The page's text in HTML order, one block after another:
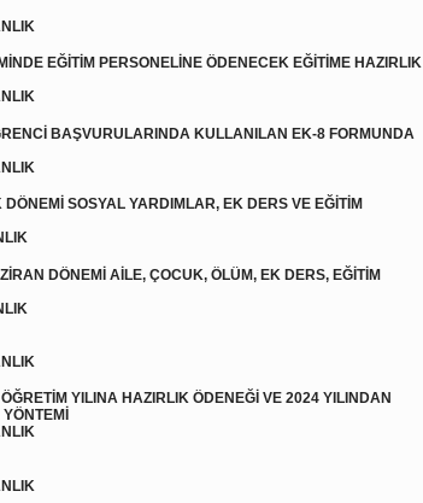
EĞİTİM PERSONELİNE ÖDENECEK EĞİTİME HAZIRLIK
BAŞVURULARINDA KULLANILAN EK-8 FORMUNDA
SOSYAL YARDIMLAR, EK DERS VE EĞİTİM
DÖNEMİ AİLE, ÇOCUK, ÖLÜM, EK DERS, EĞİTİM
YILINA HAZIRLIK ÖDENEĞİ VE 2024 YILINDAN